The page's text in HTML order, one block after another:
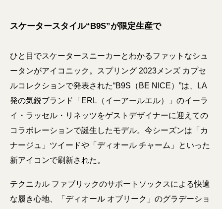
スケータースタイル“B9S”が限定生産で
ひと目でスケータースニーカーとわかるファットなシュ
ータンがアイコニック。スプリング 2023メンズ カプセ
ルコレクションで発表された“B9S（BE NICE）”は、LA
発の気鋭ブランド「ERL（イーアールエル）」のイーラ
イ・ラッセル・リネッツをゲストデザイナーに迎えての
コラボレーションで誕生したモデル。今シーズンは「カ
ナージュ」ツイードや「ディオール チャーム」といった
新アイコンで刷新された。
テクニカル ファブリックのサポートソックスによる快適
な履き心地、「ディオール オブリーク」のグラデーショ